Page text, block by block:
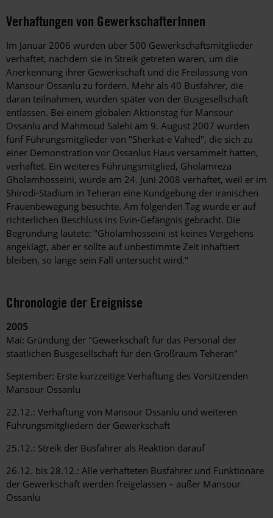
Verhaftungen von GewerkschafterInnen
Im Januar 2006 wurden über 500 Gewerkschaftsmitglieder
verhaftet, nachdem sie in Streik getreten waren, um die
Anerkennung ihrer Gewerkschaft und die Freilassung von
Mansour Ossanlu zu fordern. Mehr als 40 Busfahrer, die
daran teilnahmen, wurden später von der Busgesellschaft
entlassen. Bei einem globalen Aktionstag für Mansour
Ossanlu and Mahmoud Salehi am 9. August 2007 wurden
fünf Führungsmitglieder von "Sherkat-e Vahed", die sich zu
einer Demonstration vor Ossanlus Haus versammelt hatten,
verhaftet. Ein weiteres Führungsmitglied, Gholamreza
Gholamhosseini, wurde am 24. Juni 2008 verhaftet, weil er im
Shirodi-Stadium in Teheran eine Kundgebung der iranischen
Frauenbewegung besuchte. Am folgenden Tag wurde er auf
richterlichen Beschluss ins Evin-Gefängnis gebracht. Die
Begründung lautete: "Gholamhosseini ist keines Vergehens
angeklagt, aber er sollte auf unbestimmte Zeit inhaftiert
bleiben, so lange sein Fall untersucht wird."
Chronologie der Ereignisse
2005
Mai: Gründung der "Gewerkschaft für das Personal der
staatlichen Busgesellschaft für den Großraum Teheran"
September: Erste kurzzeitige Verhaftung des Vorsitzenden
Mansour Ossanlu
22.12.: Verhaftung von Mansour Ossanlu und weiteren
Führungsmitgliedern der Gewerkschaft
25.12.: Streik der Busfahrer als Reaktion darauf
26.12. bis 28.12.: Alle verhafteten Busfahrer und Funktionäre
der Gewerkschaft werden freigelassen – außer Mansour
Ossanlu